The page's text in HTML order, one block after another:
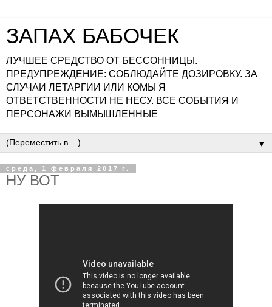
ЗАПАХ БАБОЧЕК
ЛУЧШЕЕ СРЕДСТВО ОТ БЕССОННИЦЫ.
ПРЕДУПРЕЖДЕНИЕ: СОБЛЮДАЙТЕ ДОЗИРОВКУ. ЗА
СЛУЧАИ ЛЕТАРГИИ ИЛИ КОМЫ Я
ОТВЕТСТВЕННОСТИ НЕ НЕСУ. ВСЕ СОБЫТИЯ И
ПЕРСОНАЖИ ВЫМЫШЛЕННЫЕ
▼
среда, 1 февраля 2017 г.
НУ ВОТ